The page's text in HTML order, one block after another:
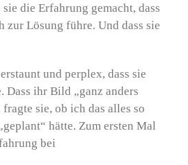
die Erfahrung gemacht, dass
zur Lösung führe. Und dass sie
und perplex, dass sie
Dass ihr Bild „ganz anders
sie, ob ich das alles so
hätte. Zum ersten Mal
bei